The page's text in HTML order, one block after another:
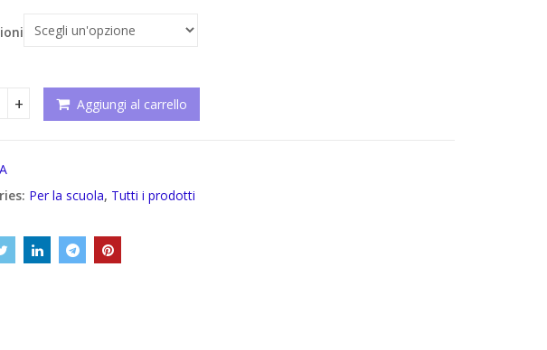
7,70€
12,25€
estendibili quantity
Aggiungi al carrello
Per la scuola, Tutti i prodotti